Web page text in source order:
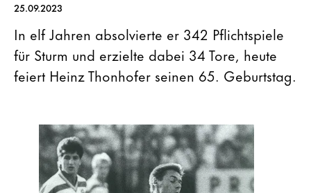
25.09.2023
In elf Jahren absolvierte er 342 Pflichtspiele
für Sturm und erzielte dabei 34 Tore, heute
feiert Heinz Thonhofer seinen 65. Geburtstag.